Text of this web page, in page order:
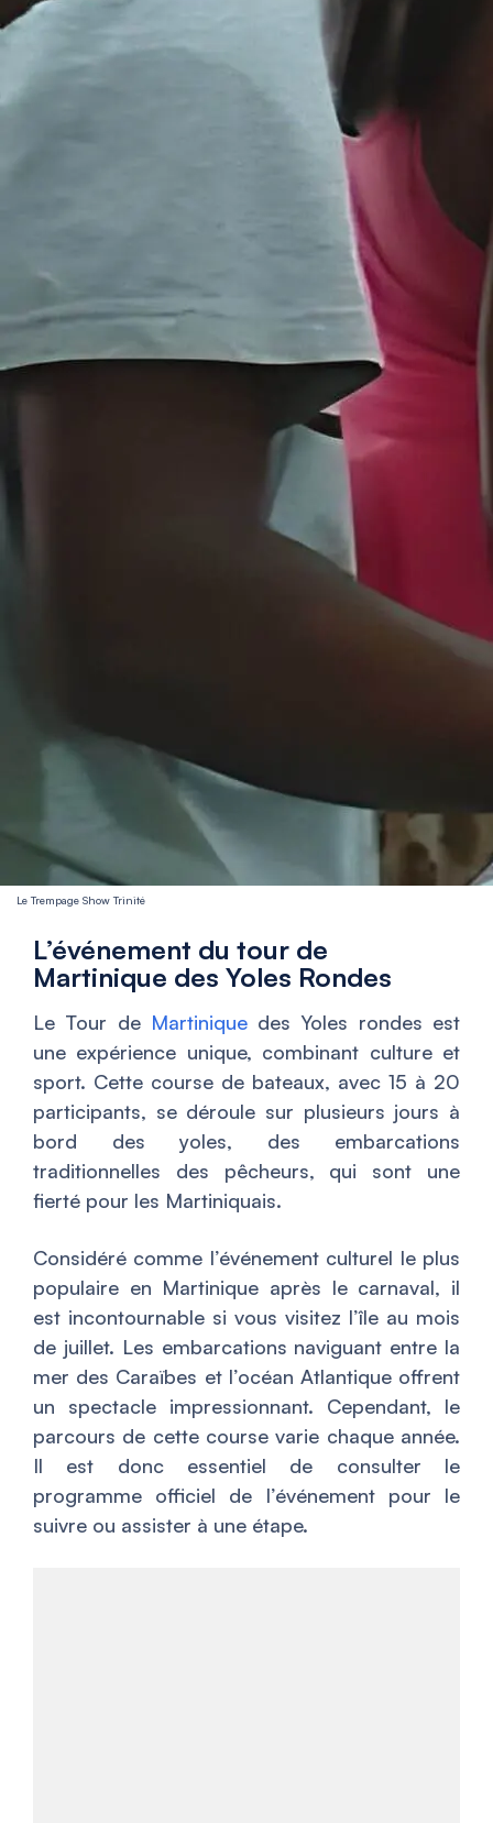
Le Trempage Show Trinité
L’événement du tour de
Martinique des Yoles Rondes
Le Tour de Martiniquedes Yoles rondes est
une expérience unique, combinant culture et
sport. Cette course de bateaux, avec 15 à 20
participants, se déroule sur plusieurs jours à
bord des yoles, des embarcations
traditionnelles des pêcheurs, qui sont une
fierté pour les Martiniquais.
Considéré comme l’événement culturel le plus
populaire en Martinique après le carnaval, il
est incontournable si vous visitez l’île au mois
de juillet. Les embarcations naviguant entre la
mer des Caraïbes et l’océan Atlantique offrent
un spectacle impressionnant. Cependant, le
parcours de cette course varie chaque année.
Il est donc essentiel de consulter le
programme officiel de l’événement pour le
suivre ou assister à une étape.